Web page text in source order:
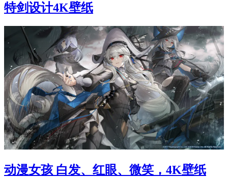
特剑设计4K壁纸
动漫女孩 白发、红眼、微笑，4K壁纸